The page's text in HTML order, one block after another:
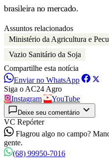
brasileira no mercado.
Assuntos relacionados
Ministério da Agricultura e
Vazio Sanitário da Soja
Compartilhe esta notícia
Enviar no WhatsApp
Siga o AC24 Agro
Instagram
YouTube
Deixe seu comentário
VC Repórter
Flagrou algo no campo?
gente.
(68) 99950-7016